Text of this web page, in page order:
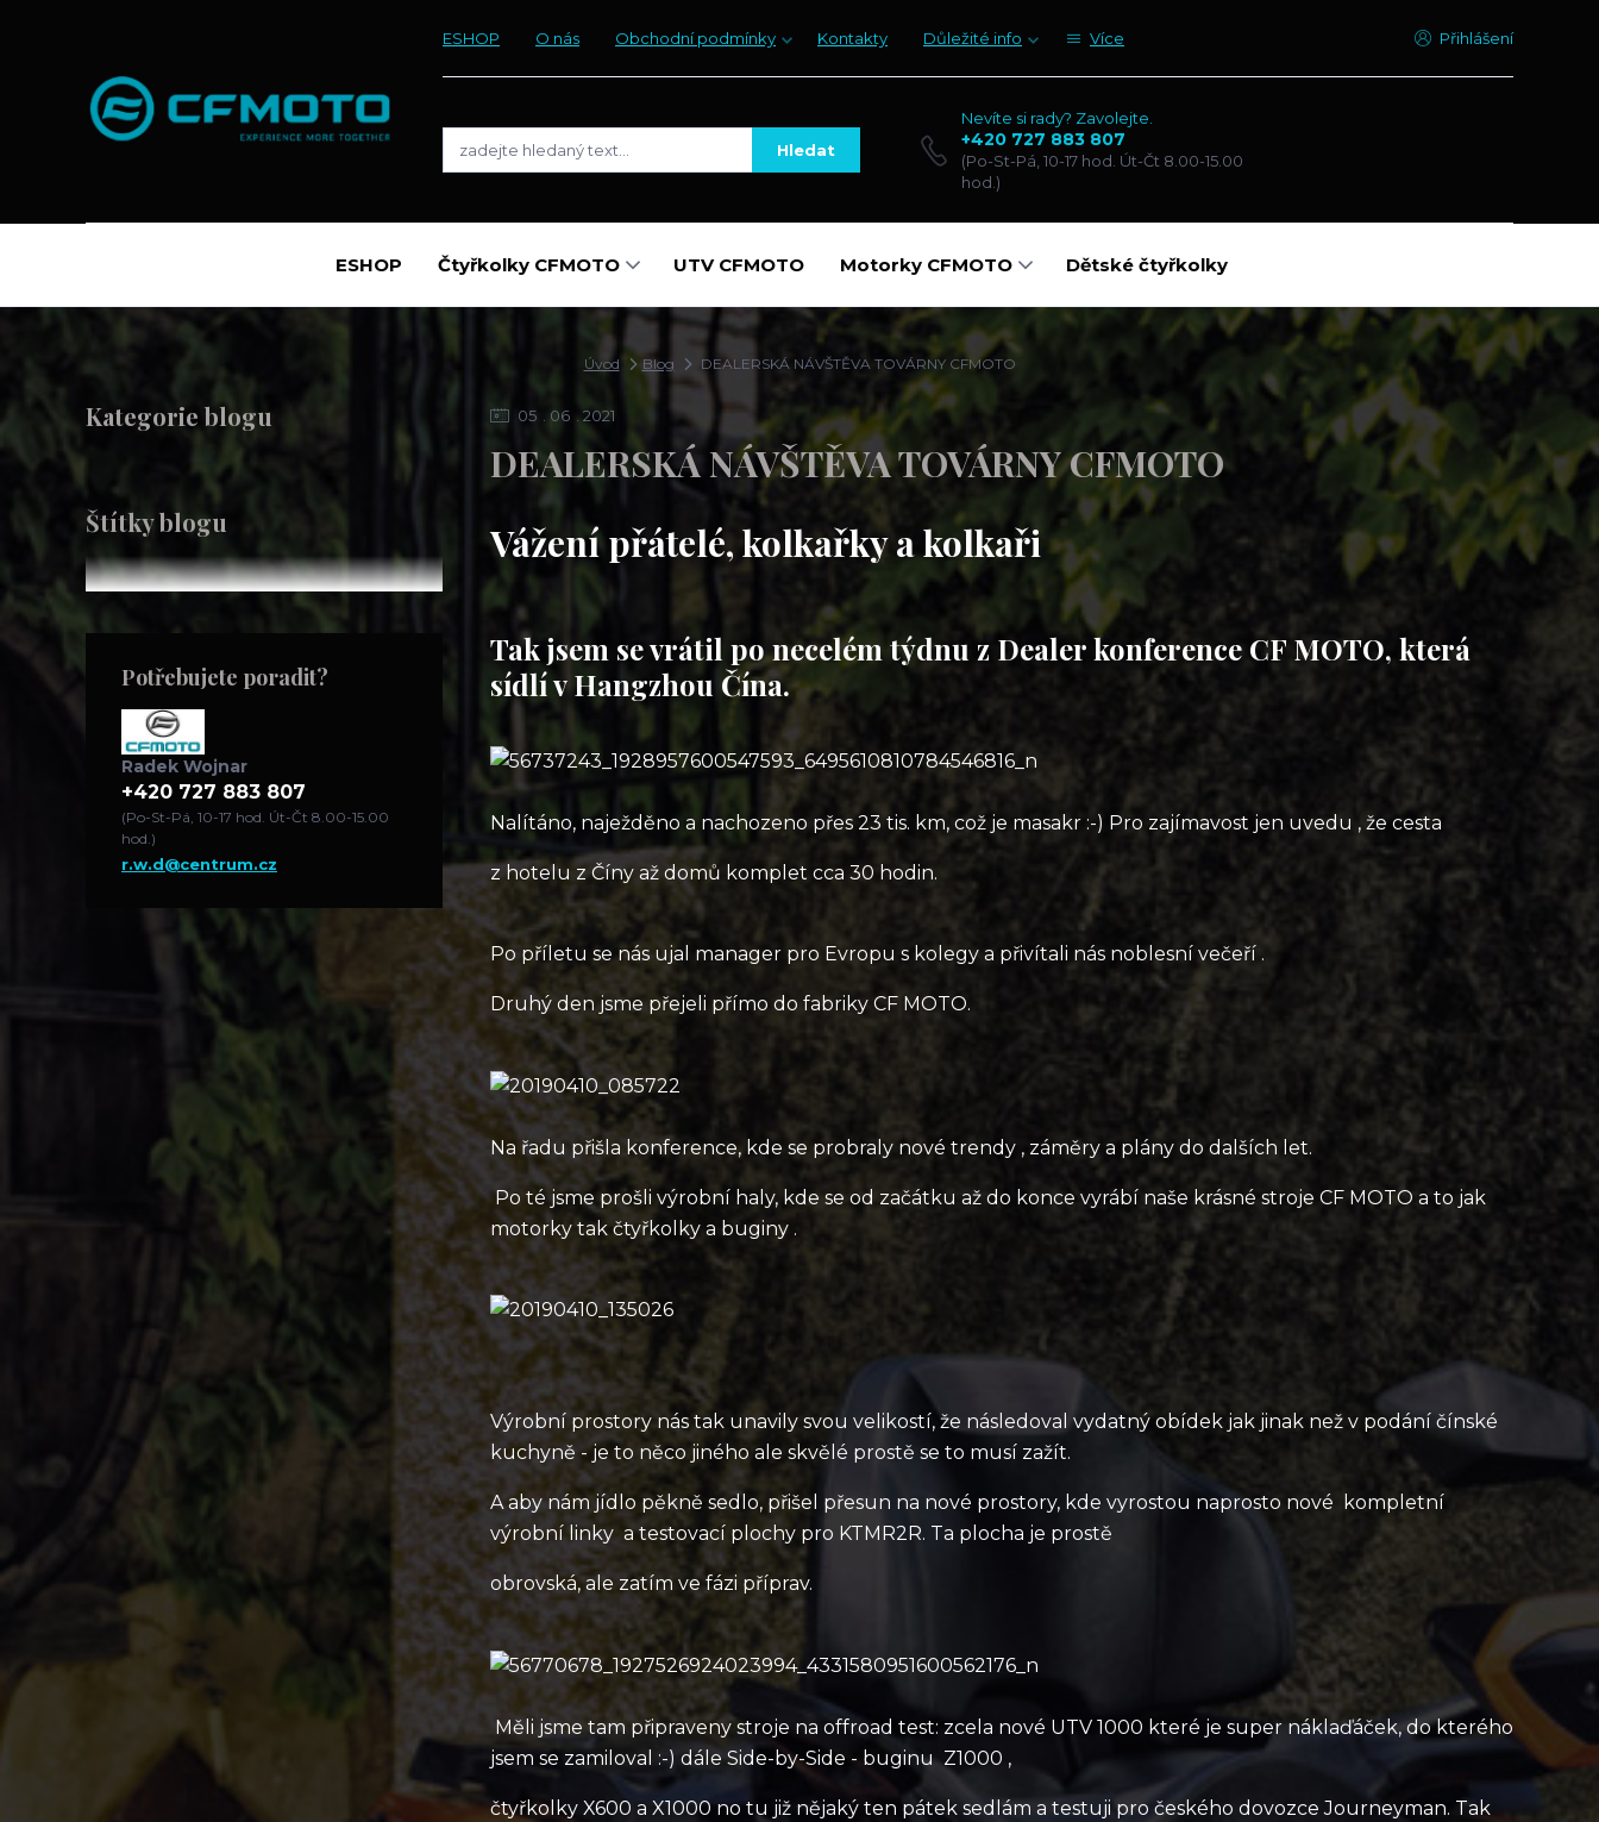
ESHOP O nás Obchodní podmínky Kontakty Důležité info Více Přihlášení
Hledat
Nevíte si rady? Zavolejte.
+420 727 883 807
(Po-St-Pá, 10-17 hod. Út-Čt 8.00-15.00
hod.)
ESHOP Čtyřkolky CFMOTO UTV CFMOTO Motorky CFMOTO Dětské čtyřkolky
Úvod Blog DEALERSKÁ NÁVŠTĚVA TOVÁRNY CFMOTO
Kategorie blogu
Štítky blogu
Potřebujete poradit?
Radek Wojnar
+420 727 883 807
(Po-St-Pá, 10-17 hod. Út-Čt 8.00-15.00
hod.)
r.w.d@centrum.cz
05 06 2021
DEALERSKÁ NÁVŠTĚVA TOVÁRNY CFMOTO
Vážení přátelé, kolkařky a kolkaři
Tak jsem se vrátil po necelém týdnu z Dealer konference CF MOTO, která
sídlí v Hangzhou Čína.
Nalítáno, naježděno a nachozeno přes 23 tis. km, což je masakr :-) Pro zajímavost jen uvedu , že cesta
z hotelu z Číny až domů komplet cca 30 hodin.
Po příletu se nás ujal manager pro Evropu s kolegy a přivítali nás noblesní večeří .
Druhý den jsme přejeli přímo do fabriky CF MOTO.
Na řadu přišla konference, kde se probraly nové trendy , záměry a plány do dalších let.
Po té jsme prošli výrobní haly, kde se od začátku až do konce vyrábí naše krásné stroje CF MOTO a to jak
motorky tak čtyřkolky a buginy .
Výrobní prostory nás tak unavily svou velikostí, že následoval vydatný obídek jak jinak než v podání čínské
kuchyně - je to něco jiného ale skvělé prostě se to musí zažít.
A aby nám jídlo pěkně sedlo, přišel přesun na nové prostory, kde vyrostou naprosto nové kompletní
výrobní linky a testovací plochy pro KTMR2R. Ta plocha je prostě
obrovská, ale zatím ve fázi příprav.
Měli jsme tam připraveny stroje na offroad test: zcela nové UTV 1000 které je super náklaďáček, do kterého
jsem se zamiloval :-) dále Side-by-Side - buginu Z1000 ,
čtyřkolky X600 a X1000 no tu již nějaký ten pátek sedlám a testuji pro českého dovozce Journeyman. Tak